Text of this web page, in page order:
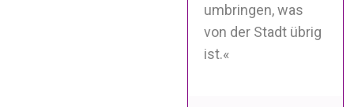
umbringen, was
von der Stadt übrig
ist.«